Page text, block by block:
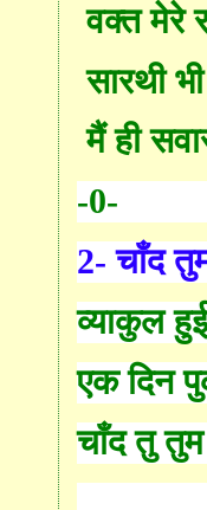
वक्त मेरे
सारथी
मैं ही
-0-
2- चाँद
व्याकुल
एक दिन
चाँद तु